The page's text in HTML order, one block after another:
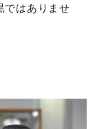
ではありませ